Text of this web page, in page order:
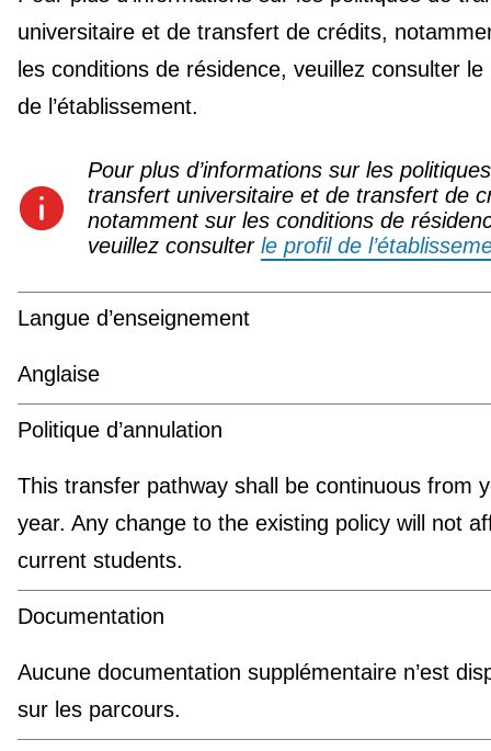
universitaire et de transfert de crédits,
les conditions de résidence, veuillez consulter le
de l’établissement.
Pour plus d’informations sur les
transfert universitaire et de transfert de
notamment sur les conditions de
veuillez consulter le profil de
Langue d’enseignement
Anglaise
Politique d’annulation
This transfer pathway shall be continuous from
year. Any change to the existing policy will not
current students.
Documentation
Aucune documentation supplémentaire n’est
sur les parcours.